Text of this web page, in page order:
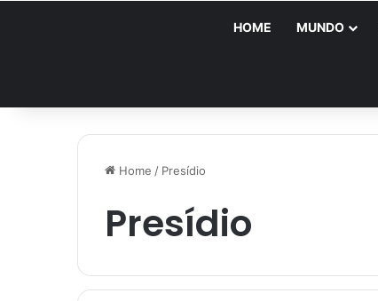
HOME MUNDO
Home / Presídio
Presídio